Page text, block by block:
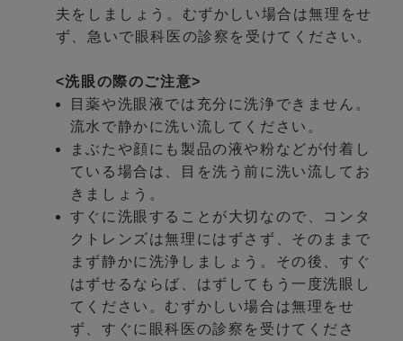
夫をしましょう。むずかしい場合は無理をせ
ず、急いで眼科医の診察を受けてください。
<洗眼の際のご注意>
目薬や洗眼液では充分に洗浄できません。
流水で静かに洗い流してください。
まぶたや顔にも製品の液や粉などが付着し
ている場合は、目を洗う前に洗い流してお
きましょう。
すぐに洗眼することが大切なので、コンタ
クトレンズは無理にはずさず、そのままで
まず静かに洗浄しましょう。その後、すぐ
はずせるならば、はずしてもう一度洗眼し
てください。むずかしい場合は無理をせ
ず、すぐに眼科医の診察を受けてくださ